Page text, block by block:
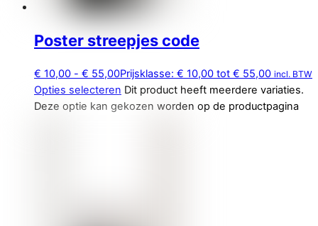
Poster streepjes code
€ 10,00 - € 55,00Prijsklasse: € 10,00 tot € 55,00 incl. BTW
Opties selecteren Dit product heeft meerdere variaties.
Deze optie kan gekozen worden op de productpagina